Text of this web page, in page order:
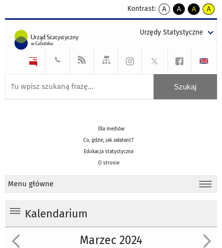
Kontrast:
A
kontrast
A
kontrast
tekst
czarnym
A
kontrast
tekst
czarnym
A
tekst
żółtym
Urzędy Statystyczne
Dla mediów
Co, gdzie, jak załatwić?
Edukacja statystyczna
O stronie
Menu główne
Kalendarium
Marzec 2024